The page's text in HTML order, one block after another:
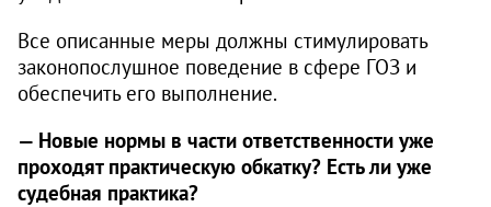
Все описанные меры должны стимулировать
законопослушное поведение в сфере ГОЗ и
обеспечить его выполнение.
— Новые нормы в части ответственности уже
проходят практическую обкатку? Есть ли уже
судебная практика?